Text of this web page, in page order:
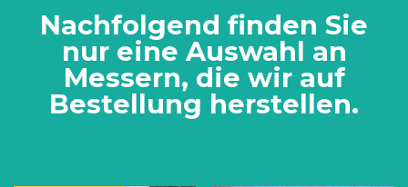
Nachfolgend finden Sie
nur eine Auswahl an
Messern, die wir auf
Bestellung herstellen.